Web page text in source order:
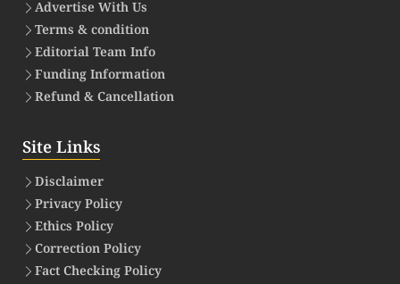
Advertise With Us
Terms & condition
Editorial Team Info
Funding Information
Refund & Cancellation
Site Links
Disclaimer
Privacy Policy
Ethics Policy
Correction Policy
Fact Checking Policy